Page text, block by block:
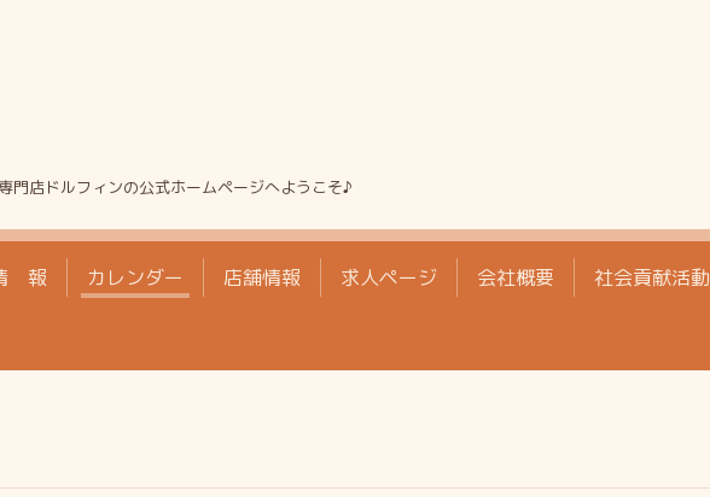
門店ドルフィンの公式ホームページへようこそ♪
報 カレンダー 店舗情報 求人ページ 会社概要 社会貢献活動